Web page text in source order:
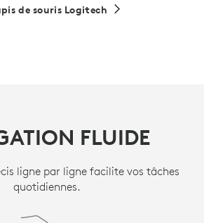
de souris Logitech
FLUIDE
ligne par ligne facilite vos tâches
quotidiennes.